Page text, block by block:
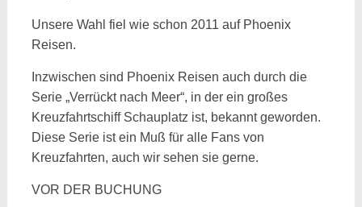
Unsere Wahl fiel wie schon 2011 auf Phoenix
Reisen.
Inzwischen sind Phoenix Reisen auch durch die
Serie „Verrückt nach Meer“, in der ein großes
Kreuzfahrtschiff Schauplatz ist, bekannt geworden.
Diese Serie ist ein Muß für alle Fans von
Kreuzfahrten, auch wir sehen sie gerne.
VOR DER BUCHUNG